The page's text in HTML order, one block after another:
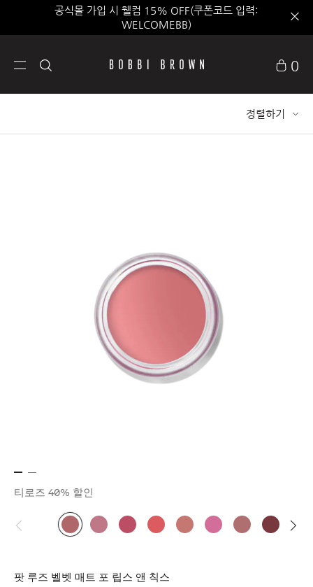
공식몰 가입 시 웰컴 15% OFF(쿠폰코드 입력:
WELCOMEBB)
0
정렬하기
티로즈 40% 할인
팟 루즈 벨벳 매트 포 립스 앤 칙스